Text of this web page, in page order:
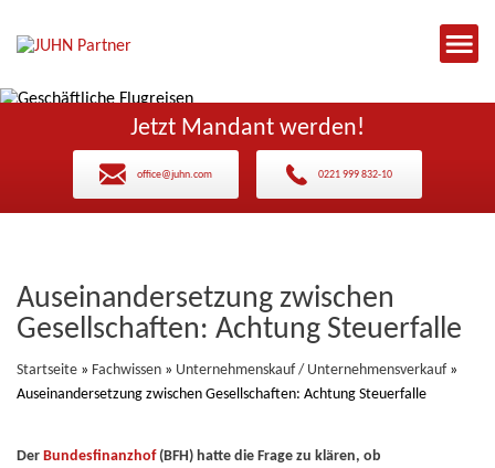
Jetzt Mandant werden!
office@juhn.com 0221 999 832-10
Auseinandersetzung zwischen
Gesellschaften: Achtung Steuerfalle
Startseite » Fachwissen » Unternehmenskauf / Unternehmensverkauf »
Auseinandersetzung zwischen Gesellschaften: Achtung Steuerfalle
Der Bundesfinanzhof(BFH) hatte die Frage zu klären, ob